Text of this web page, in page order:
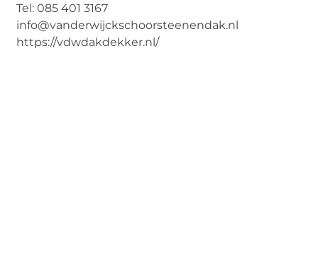
Tel: 085 401 3167
info@vanderwijckschoorsteenendak.nl
https://vdwdakdekker.nl/